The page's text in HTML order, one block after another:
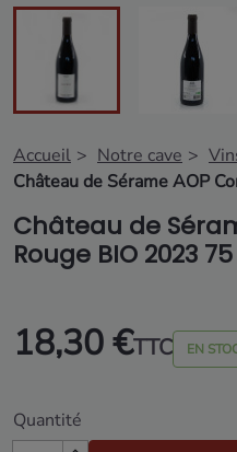
Accueil Notre cave
Château de Sérame AOP
Château de
Rouge BIO 2023
18,30 €TTC EN
Quantité